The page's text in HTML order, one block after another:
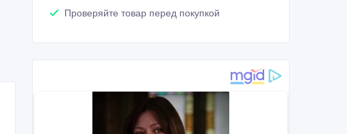
Проверяйте товар перед покупкой